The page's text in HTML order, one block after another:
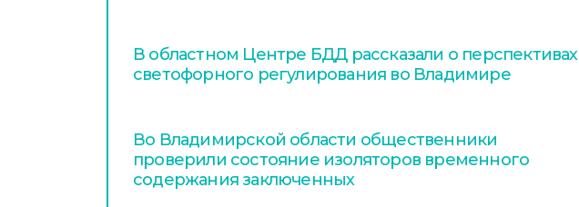
В областном Центре БДД рассказали о перспективах
светофорного регулирования во Владимире
Во Владимирской области общественники
проверили состояние изоляторов временного
содержания заключенных